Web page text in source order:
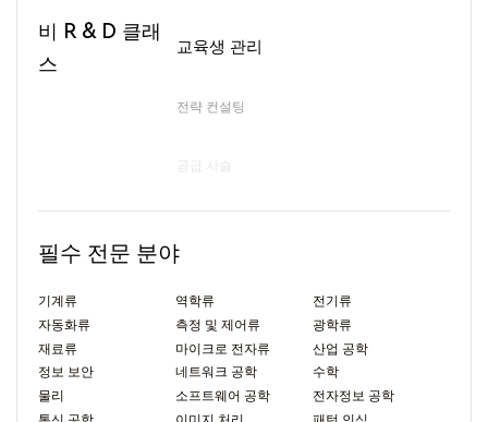
기계 R&D 엔지니어
비 R & D 클래
스
교육생 관리
전략 컨설팅
공급 사슬
필수 전문 분야
기계류 역학류
전기류
자동화류
측정 및 제어류
광학류
재료류
마이크로 전자류
산업 공학
정보 보안
네트워크 공학
수학
물리
소프트웨어 공학
전자정보 공학